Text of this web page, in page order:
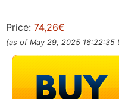
Price: 74,26€
(as of May 29, 2025 16:22:35